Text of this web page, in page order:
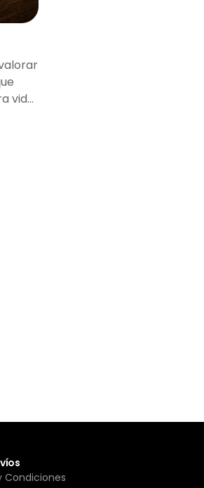
vida,
Condiciones